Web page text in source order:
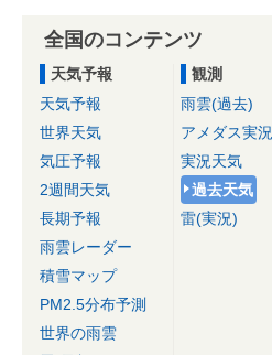
全国のコンテンツ
天気予報
天気予報
世界天気
気圧予報
2週間天気
長期予報
雨雲レーダー
積雪マップ
PM2.5分布予測
世界の雨雲
観測
雨雲(過去)
アメダス実況
実況天気
過去天気
雷(実況)